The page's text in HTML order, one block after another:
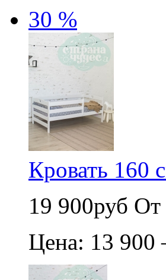
30 %
Кровать 160
19 900руб От
Цена: 13 900